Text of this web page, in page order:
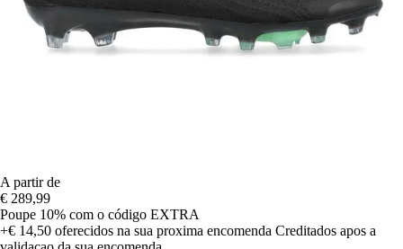
A partir de
€ 289,99
Poupe 10% com o código EXTRA
+€ 14,50 oferecidos na sua proxima encomenda Creditados apos a